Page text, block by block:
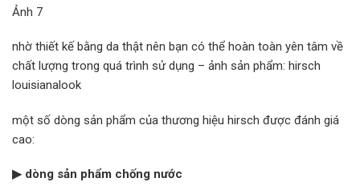
nhờ thiết kế bằng da thật nên bạn có thể hoàn toàn yên tâm về
chất lượng trong quá trình sử dụng – ảnh sản phẩm: hirsch
louisianalook
một số dòng sản phẩm của thương hiệu hirsch được đánh giá
cao:
▶ dòng sản phẩm chống nước